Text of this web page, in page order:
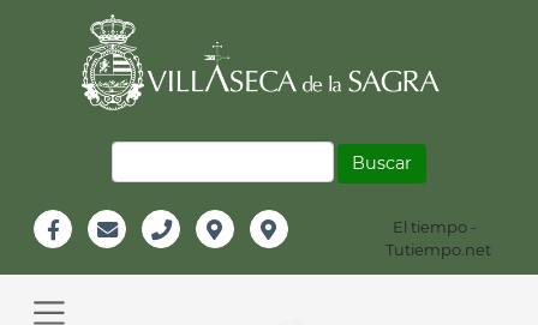
Información
Header
El tiempo -
Tutiempo.net
navigation